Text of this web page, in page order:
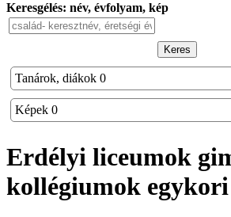
Keresgélés: név, évfolyam, kép
Keres
Tanárok, diákok 0
Képek 0
Erdélyi liceumok
kollégiumok